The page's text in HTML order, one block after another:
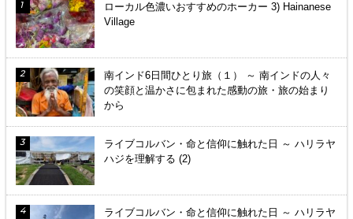
ローカル色濃いおすすめのホーカー 3) Hainanese
Village
南インド6日間ひとり旅（１） ～ 南インドの人々
の笑顔と温かさに包まれた感動の旅・旅の始まり
から
ライブコルバン・命と信仰に触れた日 ～ ハリラヤ
ハジを理解する (2)
ライブコルバン・命と信仰に触れた日 ～ ハリラヤ